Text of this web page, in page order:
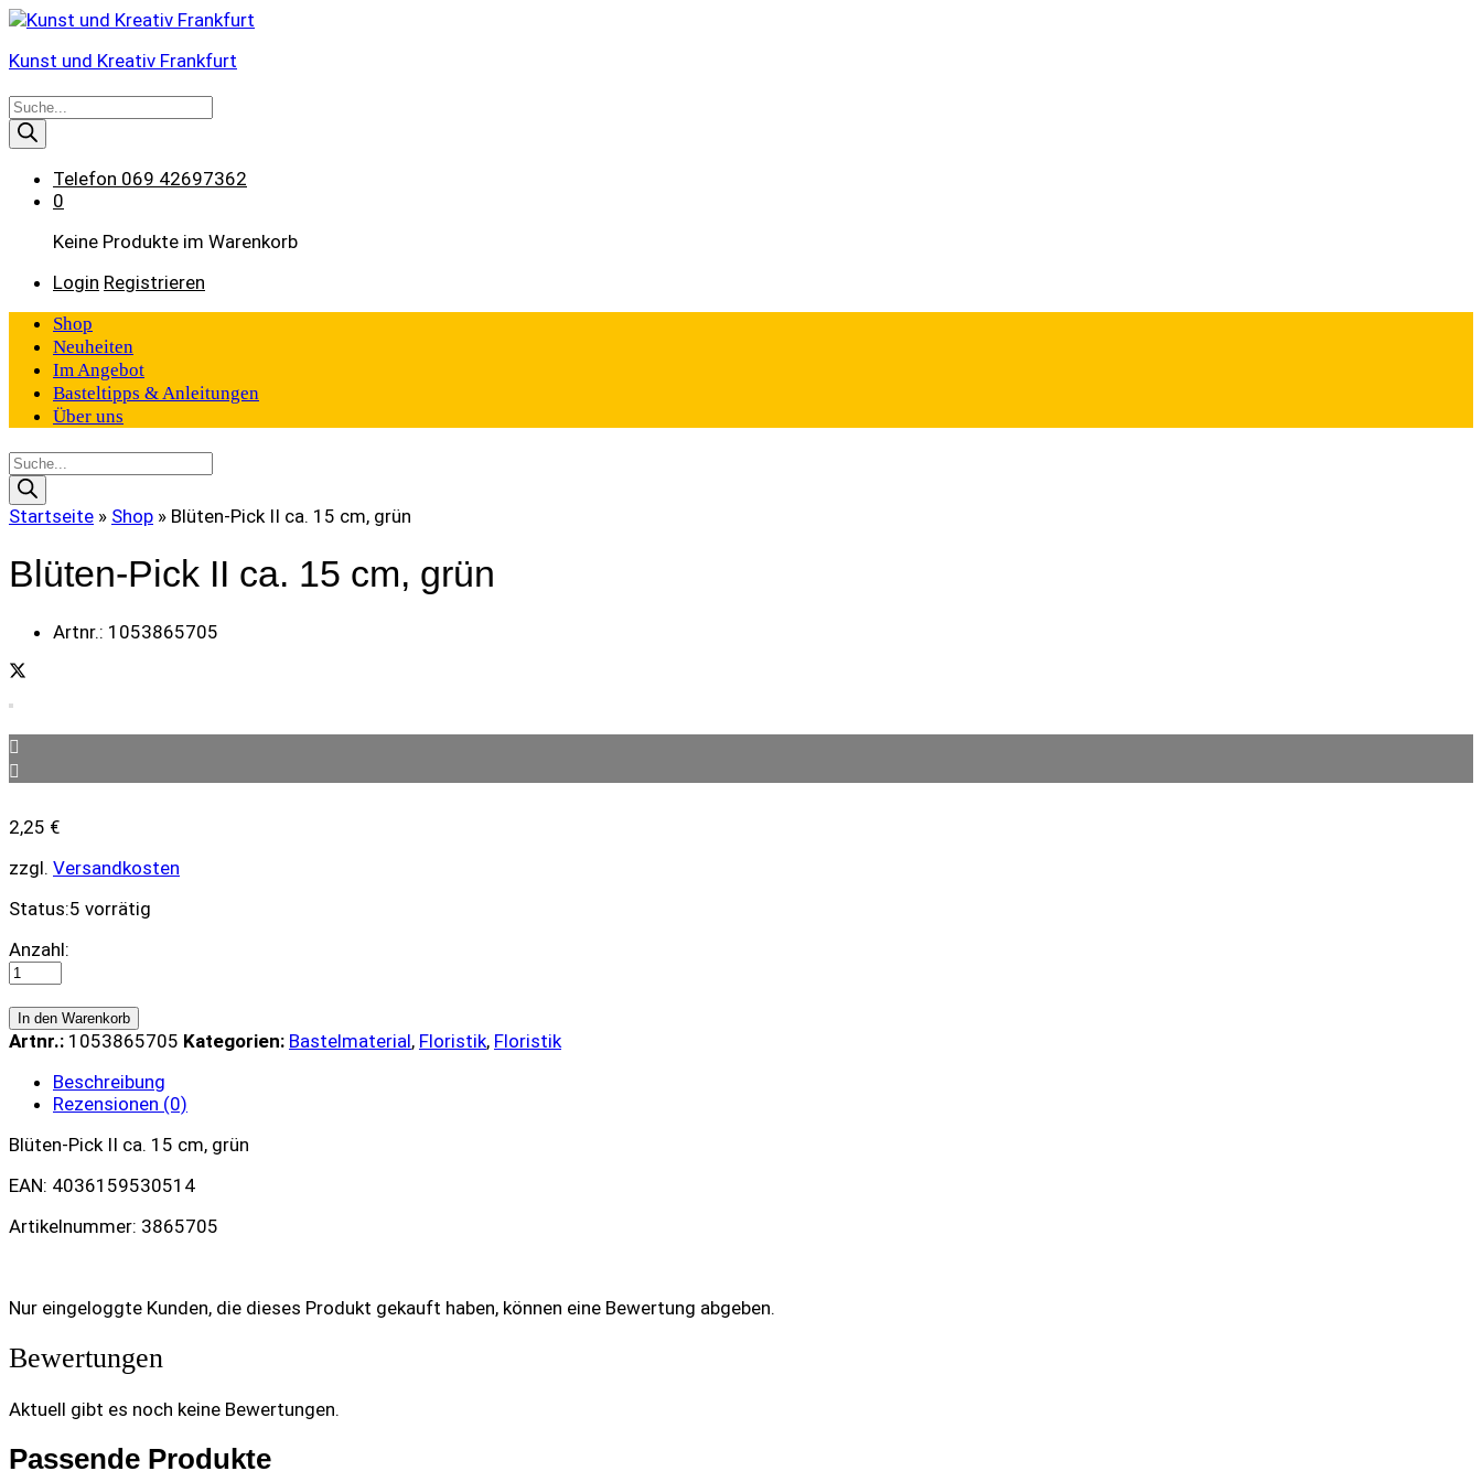
Kunst und Kreativ Frankfurt
Products
search
Telefon 069 42697362
0
Keine Produkte im Warenkorb
Login Registrieren
Shop
Neuheiten
Im Angebot
Basteltipps & Anleitungen
Über uns
Products
search
Startseite » Shop » Blüten-Pick II ca. 15 cm, grün
Blüten-Pick II ca. 15 cm, grün
Artnr.: 1053865705
2,25 €
zzgl. Versandkosten
Status:5 vorrätig
Blüten-
Pick
II
ca.
15
grün
quantity
Anzahl:
In den Warenkorb
Artnr.: 1053865705 Kategorien: Bastelmaterial, Floristik, Floristik
Beschreibung
Rezensionen (0)
Blüten-Pick II ca. 15 cm, grün
EAN: 4036159530514
Artikelnummer: 3865705
Nur eingeloggte Kunden, die dieses Produkt gekauft haben, können eine Bewertung abgeben.
Bewertungen
Aktuell gibt es noch keine Bewertungen.
Passende Produkte